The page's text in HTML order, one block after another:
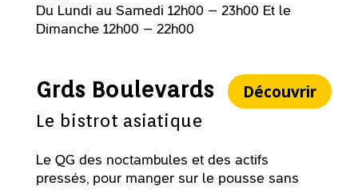
Du Lundi au Samedi 12h00 – 23h00 Et le
Dimanche 12h00 – 22h00
Grds Boulevards
Le bistrot asiatique
Le QG des noctambules et des actifs
pressés, pour manger sur le pousse sans
Découvrir